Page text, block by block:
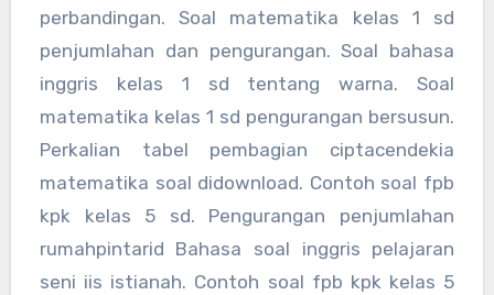
perbandingan. Soal matematika kelas 1 sd
penjumlahan dan pengurangan. Soal bahasa
inggris kelas 1 sd tentang warna. Soal
matematika kelas 1 sd pengurangan bersusun.
Perkalian tabel pembagian ciptacendekia
matematika soal didownload. Contoh soal fpb
kpk kelas 5 sd. Pengurangan penjumlahan
rumahpintarid Bahasa soal inggris pelajaran
seni iis istianah. Contoh soal fpb kpk kelas 5